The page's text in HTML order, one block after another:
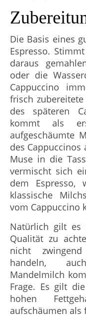
Die Basis eines
Espresso.
daraus
oder die
Cappuccino
frisch
des späteren
kommt als
aufgeschäumte
des
Muse in die
vermischt sich
dem Espresso,
klassische
vom Cappuccino
Natürlich gilt
Qualität zu
nicht
handeln,
Mandelmilch
Frage. Es gilt
hohen
aufschäumen als